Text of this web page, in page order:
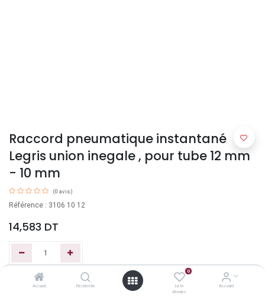
Accueil Recherche
0
Liste
d'envies
Account
Raccord pneumatique instantané
Legris union inegale , pour tube 12 mm
- 10 mm
(0 avis)
Référence : 3106 10 12
14,583 DT
Ajouter au panier